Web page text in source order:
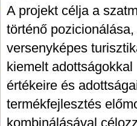
A projekt célja a
történő
versenyképes
kiemelt
értékeire és
termékfejlesztés
kombinálásával